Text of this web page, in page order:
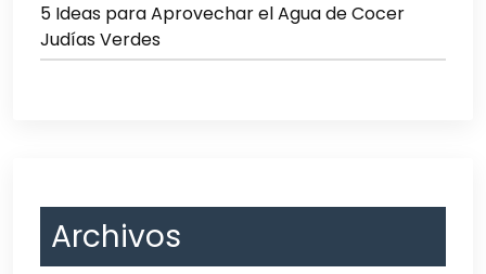
5 Ideas para Aprovechar el Agua de Cocer
Judías Verdes
Archivos